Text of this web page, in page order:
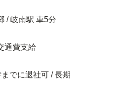
/ 岐南駅 車5分
通費支給
でに退社可 / 長期